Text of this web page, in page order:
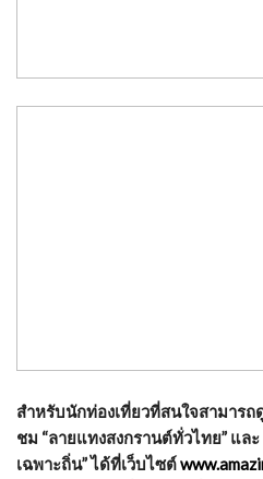
สำหรับนักท่องเที่ยวที่สนใจสามารถ
ชม “ลายแทงสงกรานต์ทั่วไทย” แล
เฉพาะถิ่น” ได้ที่เว็บไซต์